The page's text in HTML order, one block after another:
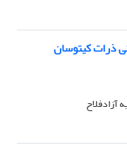
ذرات کیتوسان
آزادفلاح